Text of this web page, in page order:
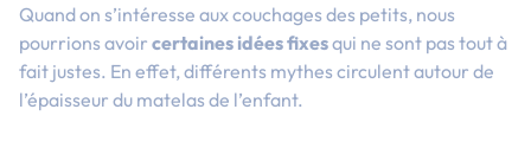
Quand on s’intéresse aux couchages des petits, nous
pourrions avoir certaines idées fixesqui ne sont pas tout à
fait justes. En effet, différents mythes circulent autour de
l’épaisseur du matelas de l’enfant.